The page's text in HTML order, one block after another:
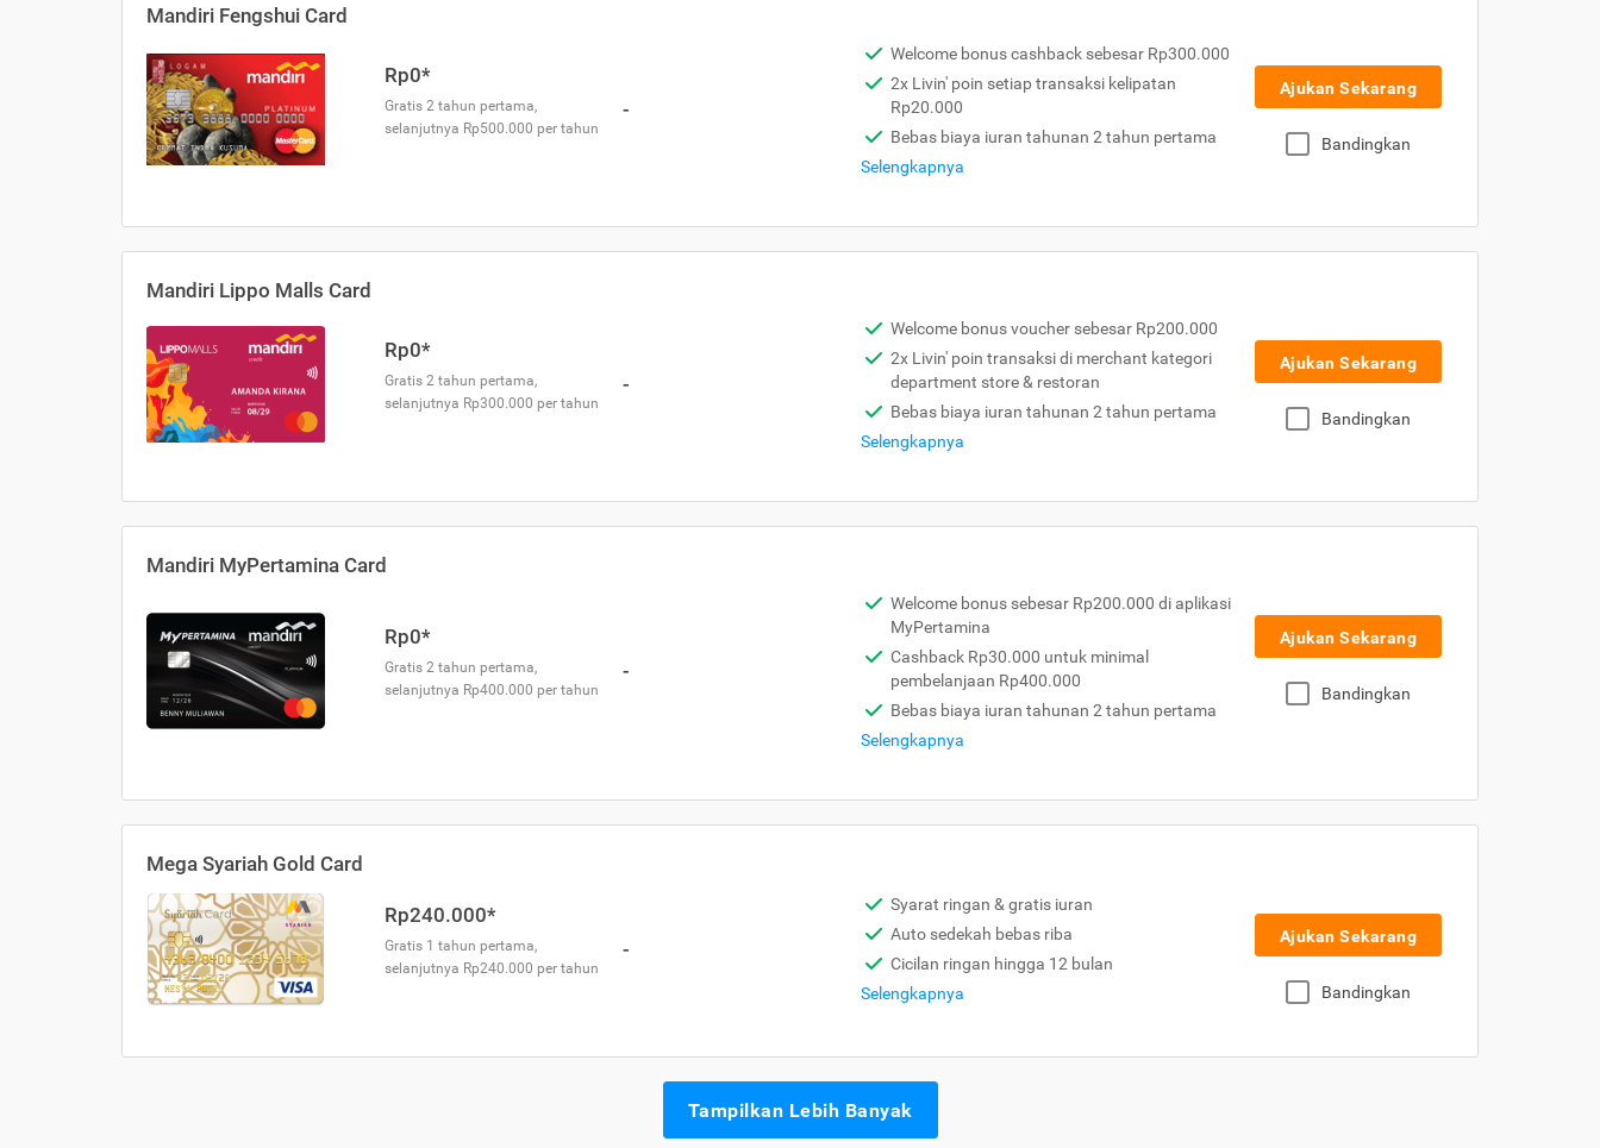
Mandiri Fengshui Card
Rp0*
Gratis 2 tahun pertama,
selanjutnya Rp500.000 per tahun
-
Welcome bonus cashback sebesar Rp300.000
2x Livin' poin setiap transaksi kelipatan
Rp20.000
Bebas biaya iuran tahunan 2 tahun pertama
Selengkapnya
Ajukan Sekarang
Bandingkan
Mandiri Lippo Malls Card
Rp0*
Gratis 2 tahun pertama,
selanjutnya Rp300.000 per tahun
-
Welcome bonus voucher sebesar Rp200.000
2x Livin' poin transaksi di merchant kategori
department store & restoran
Bebas biaya iuran tahunan 2 tahun pertama
Selengkapnya
Ajukan Sekarang
Bandingkan
Mandiri MyPertamina Card
Rp0*
Gratis 2 tahun pertama,
selanjutnya Rp400.000 per tahun
-
Welcome bonus sebesar Rp200.000 di aplikasi
MyPertamina
Cashback Rp30.000 untuk minimal
pembelanjaan Rp400.000
Bebas biaya iuran tahunan 2 tahun pertama
Selengkapnya
Ajukan Sekarang
Bandingkan
Mega Syariah Gold Card
Rp240.000*
Gratis 1 tahun pertama,
selanjutnya Rp240.000 per tahun
-
Syarat ringan & gratis iuran
Auto sedekah bebas riba
Cicilan ringan hingga 12 bulan
Selengkapnya
Ajukan Sekarang
Bandingkan
Tampilkan Lebih Banyak